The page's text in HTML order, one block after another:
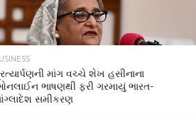
માંગ વચ્ચે શેખ હસીનાના
ભાષણથી ફરી ગરમાયું ભારત-
સમીકરણ